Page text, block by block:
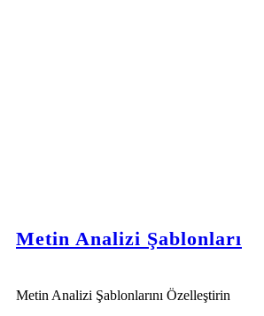
Metin Analizi Şablonları
Metin Analizi Şablonlarını Özelleştirin